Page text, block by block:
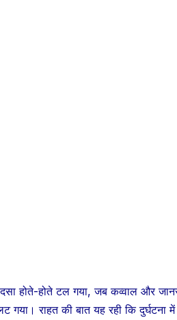
होते-होते टल गया, जब कव्वाल और
राहत की बात यह रही कि दुर्घटना